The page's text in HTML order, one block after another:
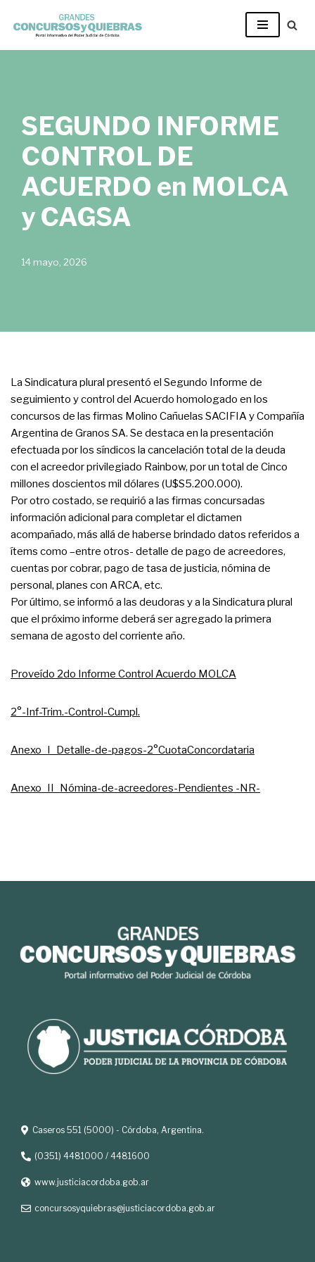
SEGUNDO INFORME
CONTROL DE
ACUERDO en MOLCA
y CAGSA
14 mayo, 2026
La Sindicatura plural presentó el Segundo Informe de
seguimiento y control del Acuerdo homologado en los
concursos de las firmas Molino Cañuelas SACIFIA y Compañía
Argentina de Granos SA. Se destaca en la presentación
efectuada por los síndicos la cancelación total de la deuda
con el acreedor privilegiado Rainbow, por un total de Cinco
millones doscientos mil dólares (U$S5.200.000).
Por otro costado, se requirió a las firmas concursadas
información adicional para completar el dictamen
acompañado, más allá de haberse brindado datos referidos a
ítems como –entre otros- detalle de pago de acreedores,
cuentas por cobrar, pago de tasa de justicia, nómina de
personal, planes con ARCA, etc.
Por último, se informó a las deudoras y a la Sindicatura plural
que el próximo informe deberá ser agregado la primera
semana de agosto del corriente año.
Proveído 2do Informe Control Acuerdo MOLCA
2°-Inf-Trim.-Control-Cumpl.
Anexo_I_Detalle-de-pagos-2°CuotaConcordataria
Anexo_II_Nómina-de-acreedores-Pendientes -NR-
Caseros 551 (5000) - Córdoba, Argentina.
(0351) 4481000 / 4481600
www.justiciacordoba.gob.ar
concursosyquiebras@justiciacordoba.gob.ar